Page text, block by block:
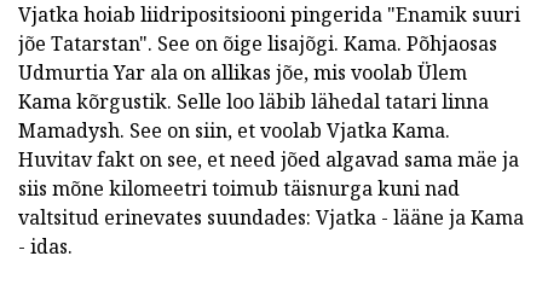
Vjatka hoiab liidripositsiooni pingerida "Enamik suuri
jõe Tatarstan". See on õige lisajõgi. Kama. Põhjaosas
Udmurtia Yar ala on allikas jõe, mis voolab Ülem
Kama kõrgustik. Selle loo läbib lähedal tatari linna
Mamadysh. See on siin, et voolab Vjatka Kama.
Huvitav fakt on see, et need jõed algavad sama mäe ja
siis mõne kilomeetri toimub täisnurga kuni nad
valtsitud erinevates suundades: Vjatka - lääne ja Kama
- idas.